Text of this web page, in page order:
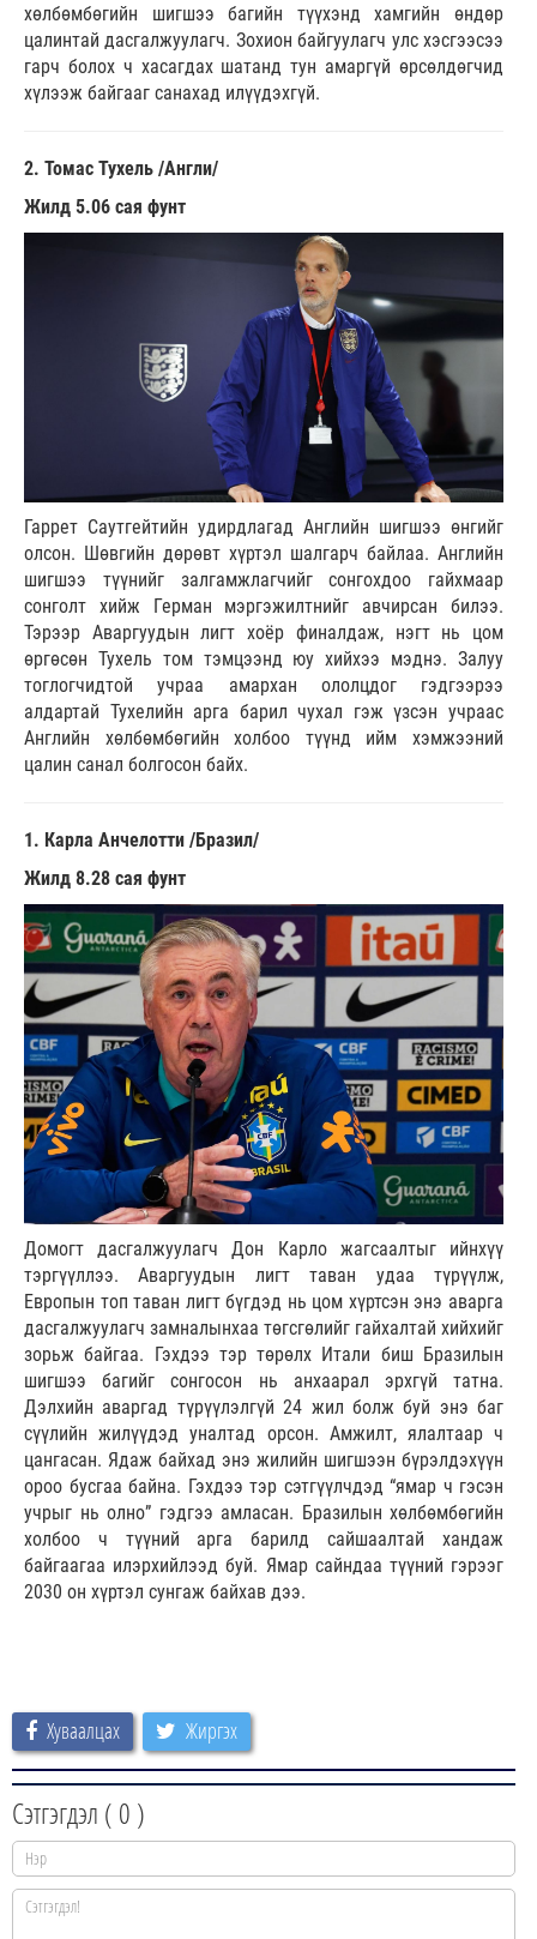
хөлбөмбөгийн шигшээ багийн түүхэнд хамгийн өндөр
цалинтай дасгалжуулагч. Зохион байгуулагч улс хэсгээсээ
гарч болох ч хасагдах шатанд тун амаргүй өрсөлдөгчид
хүлээж байгааг санахад илүүдэхгүй.
2. Томас Тухель /Англи/
Жилд 5.06 сая фунт
Гаррет Саутгейтийн удирдлагад Английн шигшээ өнгийг
олсон. Шөвгийн дөрөвт хүртэл шалгарч байлаа. Английн
шигшээ түүнийг залгамжлагчийг сонгохдоо гайхмаар
сонголт хийж Герман мэргэжилтнийг авчирсан билээ.
Тэрээр Аваргуудын лигт хоёр финалдаж, нэгт нь цом
өргөсөн Тухель том тэмцээнд юу хийхээ мэднэ. Залуу
тоглогчидтой учраа амархан ололцдог гэдгээрээ
алдартай Тухелийн арга барил чухал гэж үзсэн учраас
Английн хөлбөмбөгийн холбоо түүнд ийм хэмжээний
цалин санал болгосон байх.
1. Карла Анчелотти /Бразил/
Жилд 8.28 сая фунт
Домогт дасгалжуулагч Дон Карло жагсаалтыг ийнхүү
тэргүүллээ. Аваргуудын лигт таван удаа түрүүлж,
Европын топ таван лигт бүгдэд нь цом хүртсэн энэ аварга
дасгалжуулагч замналынхаа төгсгөлийг гайхалтай хийхийг
зорьж байгаа. Гэхдээ тэр төрөлх Итали биш Бразилын
шигшээ багийг сонгосон нь анхаарал эрхгүй татна.
Дэлхийн аваргад түрүүлэлгүй 24 жил болж буй энэ баг
сүүлийн жилүүдэд уналтад орсон. Амжилт, ялалтаар ч
цангасан. Ядаж байхад энэ жилийн шигшээн бүрэлдэхүүн
ороо бусгаа байна. Гэхдээ тэр сэтгүүлчдэд “ямар ч гэсэн
учрыг нь олно” гэдгээ амласан. Бразилын хөлбөмбөгийн
холбоо ч түүний арга барилд сайшаалтай хандаж
байгаагаа илэрхийлээд буй. Ямар сайндаа түүний гэрээг
2030 он хүртэл сунгаж байхав дээ.
Хуваалцах Жиргэх
Сэтгэгдэл ( 0 )